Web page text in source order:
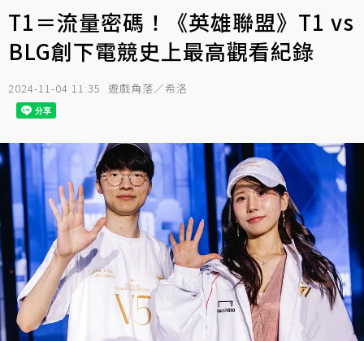
T1＝流量密碼！《英雄聯盟》T1 vs
BLG創下電競史上最高觀看紀錄
2024-11-04 11:35 遊戲角落／希洛